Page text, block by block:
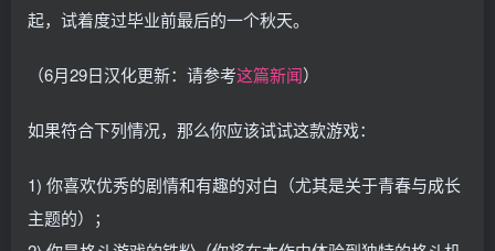
起，试着度过毕业前最后的一个秋天。
（6月29日汉化更新：请参考这篇新闻）
如果符合下列情况，那么你应该试试这款游戏：
1) 你喜欢优秀的剧情和有趣的对白（尤其是关于青春与成长
主题的）；